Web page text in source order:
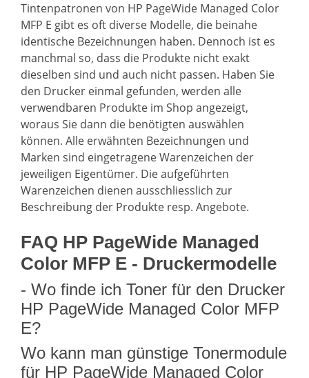
Tintenpatronen von HP PageWide Managed Color
MFP E gibt es oft diverse Modelle, die beinahe
identische Bezeichnungen haben. Dennoch ist es
manchmal so, dass die Produkte nicht exakt
dieselben sind und auch nicht passen. Haben Sie
den Drucker einmal gefunden, werden alle
verwendbaren Produkte im Shop angezeigt,
woraus Sie dann die benötigten auswählen
können. Alle erwähnten Bezeichnungen und
Marken sind eingetragene Warenzeichen der
jeweiligen Eigentümer. Die aufgeführten
Warenzeichen dienen ausschliesslich zur
Beschreibung der Produkte resp. Angebote.
FAQ HP PageWide Managed
Color MFP E - Druckermodelle
- Wo finde ich Toner für den Drucker
HP PageWide Managed Color MFP
E?
Wo kann man günstige Tonermodule
für HP PageWide Managed Color